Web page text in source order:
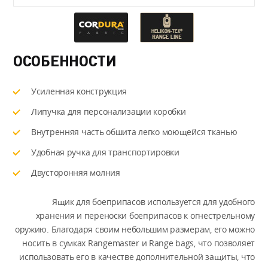
ОСОБЕННОСТИ
Усиленная конструкция
Липучка для персонализации коробки
Внутренняя часть обшита легко моющейся тканью
Удобная ручка для транспортировки
Двусторонняя молния
Ящик для боеприпасов используется для удобного
хранения и переноски боеприпасов к огнестрельному
оружию. Благодаря своим небольшим размерам, его можно
носить в сумках Rangemaster и Range bags, что позволяет
использовать его в качестве дополнительной защиты, что